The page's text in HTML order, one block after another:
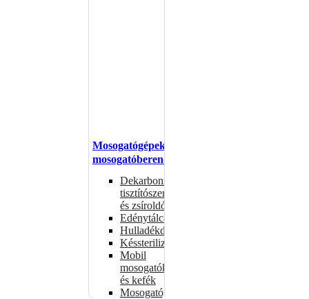
Mosogatógépek,
mosogatóberendezések
Dekarbonizáló
tisztítószerek
és zsíroldók
Edénytálcák
Hulladékdarálók
Késsterilizátorok
Mobil
mosogatók
és kefék
Mosogatógépkosarak